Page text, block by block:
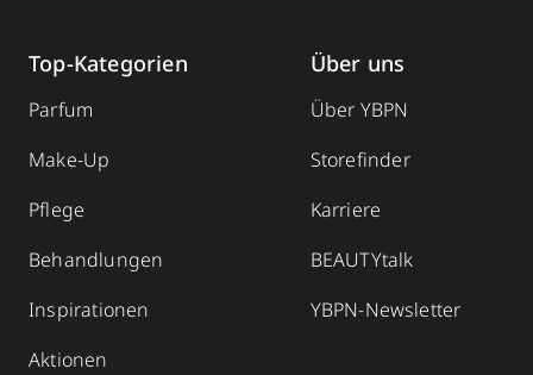
Top-Kategorien
Parfum
Make-Up
Pflege
Behandlungen
Inspirationen
Aktionen
Über uns
Über YBPN
Storefinder
Karriere
BEAUTYtalk
YBPN-Newsletter